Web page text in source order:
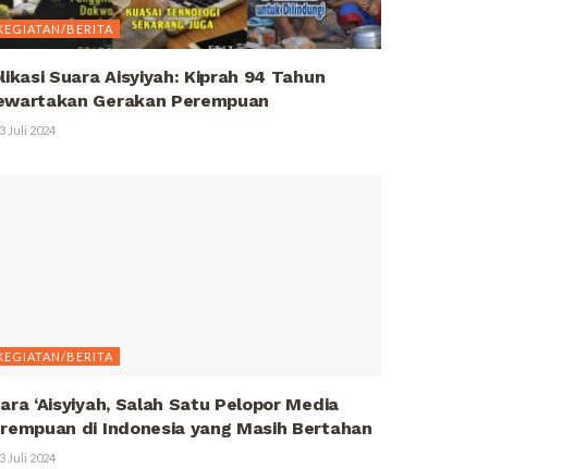
BERITA
Suara Aisyiyah: Kiprah 94 Tahun
Gerakan Perempuan
Juli 2024
BERITA
‘Aisyiyah, Salah Satu Pelopor Media
di Indonesia yang Masih Bertahan
Juli 2024